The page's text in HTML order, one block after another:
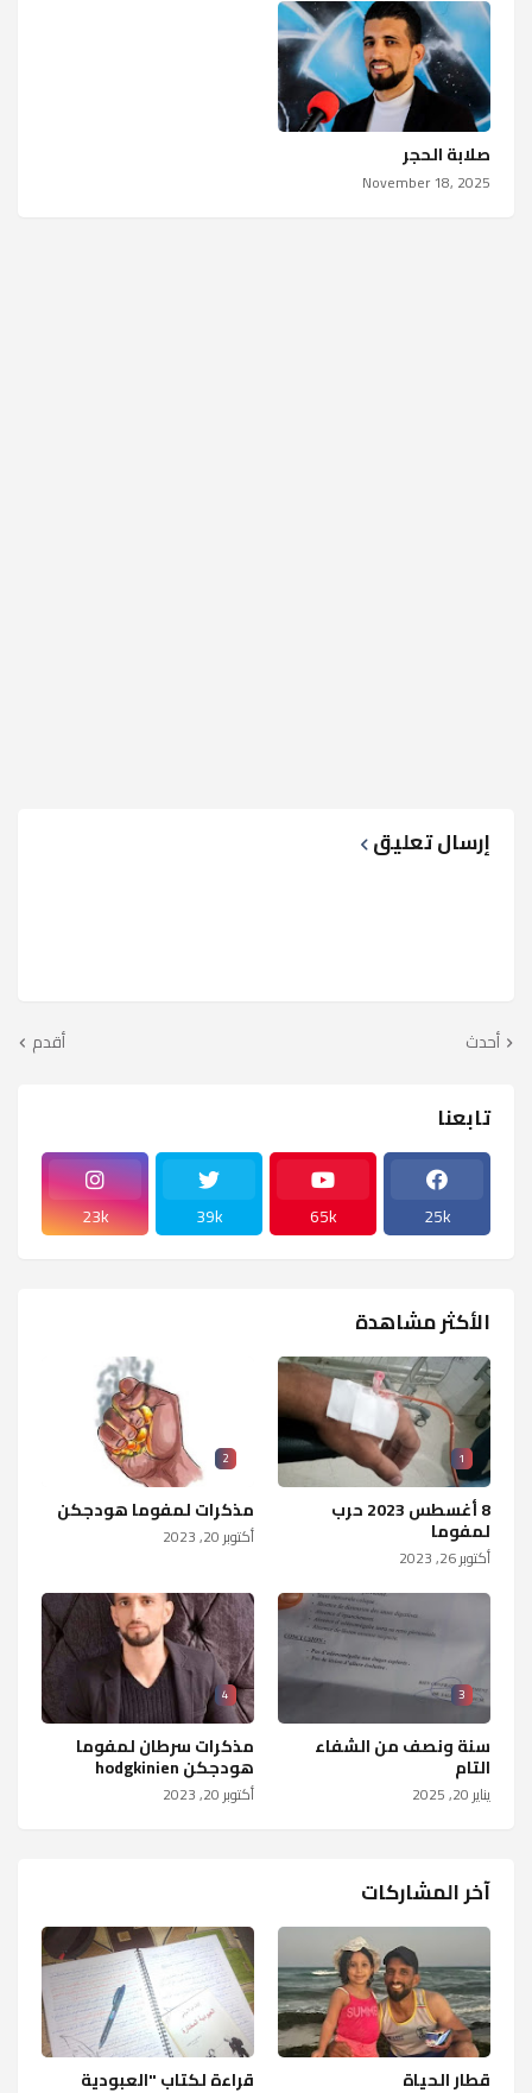
صلابة الحجر
November 18, 2025
إرسال تعليق
أحدث أقدم
تابعنا
25k
65k
39k
23k
الأكثر مشاهدة
1
8 أغسطس 2023 حرب
لمفوما
أكتوبر 26, 2023
2
مذكرات لمفوما هودجكن
أكتوبر 20, 2023
3
سنة ونصف من الشفاء
التام
يناير 20, 2025
4
مذكرات سرطان لمفوما
هودجكن hodgkinien
أكتوبر 20, 2023
آخر المشاركات
قطار الحياة قراءة لكتاب "العبودية